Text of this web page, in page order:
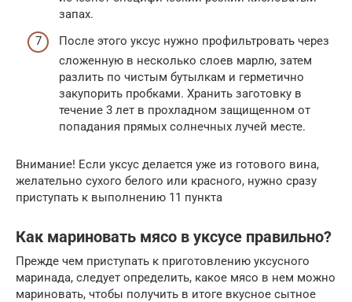
запах.
После этого уксус нужно профильтровать через
сложенную в несколько слоев марлю, затем
разлить по чистым бутылкам и герметично
закупорить пробками. Хранить заготовку в
течение 3 лет в прохладном защищенном от
попадания прямых солнечных лучей месте.
Внимание! Если уксус делается уже из готового вина,
желательно сухого белого или красного, нужно сразу
приступать к выполнению 11 пункта
Как мариновать мясо в уксусе правильно?
Прежде чем приступать к приготовлению уксусного
маринада, следует определить, какое мясо в нем можно
мариновать, чтобы получить в итоге вкусное сытное